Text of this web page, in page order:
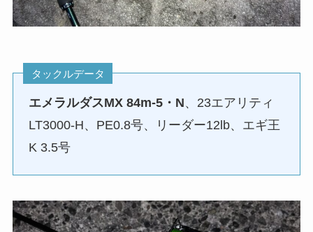
タックルデータ
エメラルダスMX 84m-5・N、23エアリティ
LT3000-H、PE0.8号、リーダー12lb、エギ王
K 3.5号